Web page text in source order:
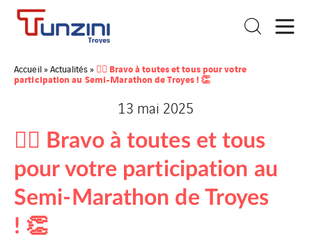
Accueil»Actualités» 🏃‍♀️ Bravo à toutes et tous pour votre
participation au Semi-Marathon de Troyes ! 👏
13 mai 2025
🏃‍♀️ Bravo à toutes et tous
pour votre participation au
Semi-Marathon de Troyes
! 👏